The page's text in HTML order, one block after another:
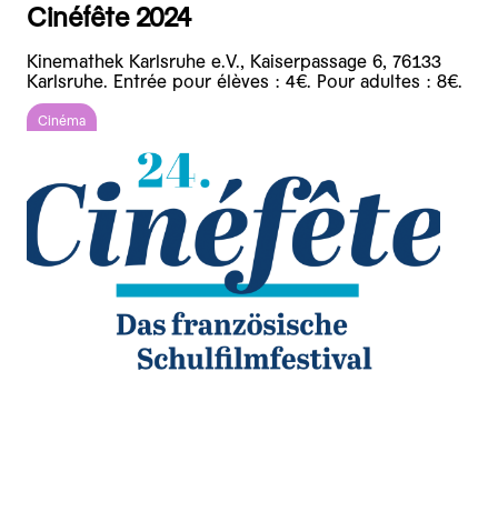
Cinéfête 2024
Kinemathek Karlsruhe e.V., Kaiserpassage 6, 76133
Karlsruhe. Entrée pour élèves : 4€. Pour adultes : 8€.
Cinéma